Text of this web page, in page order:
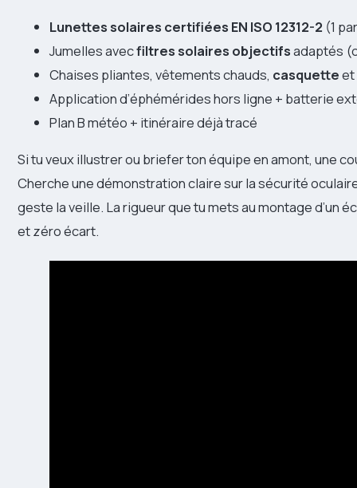
Lunettes solaires certifiées EN ISO 12312-2 (1
Jumelles avecfiltres solaires objectifsadaptés
Chaises pliantes, vêtements chauds, casquetteet
Application d’éphémérides hors ligne + batterie
Plan B météo + itinéraire déjà tracé
Si tu veux illustrer ou briefer ton équipe en amont, une
Cherche une démonstration claire sur la sécurité
geste la veille. La rigueur que tu mets au montage d’un
et zéro écart.